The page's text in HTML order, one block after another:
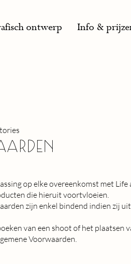
ontwerp Info &
op elke overeenkomst met
die hieruit voortvloeien.
zijn enkel bindend indien zij
van een shoot of het plaatsen
Voorwaarden.